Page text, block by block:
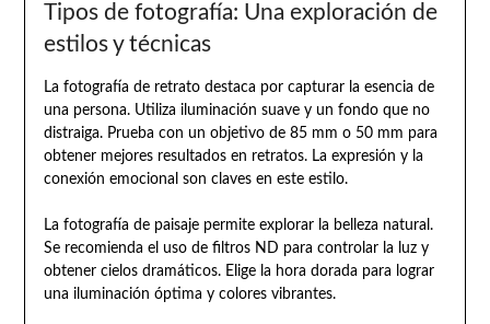
Tipos de fotografía: Una exploración de
estilos y técnicas
La fotografía de retrato destaca por capturar la esencia de
una persona. Utiliza iluminación suave y un fondo que no
distraiga. Prueba con un objetivo de 85 mm o 50 mm para
obtener mejores resultados en retratos. La expresión y la
conexión emocional son claves en este estilo.
La fotografía de paisaje permite explorar la belleza natural.
Se recomienda el uso de filtros ND para controlar la luz y
obtener cielos dramáticos. Elige la hora dorada para lograr
una iluminación óptima y colores vibrantes.